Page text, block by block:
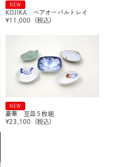
NEW
KOJIKA ペアオーバルトレイ
¥11,000 （税込）
NEW
豪華 豆皿５枚組
¥23,100 （税込）